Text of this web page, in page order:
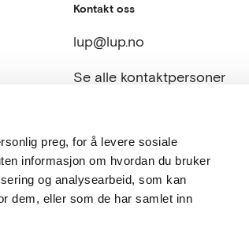
preg, for å levere sosiale
informasjon om hvordan du bruker
og analysearbeid, som kan
dem, eller som de har samlet inn
Kontakt oss
lup@lup.no
Se alle kontaktpersoner